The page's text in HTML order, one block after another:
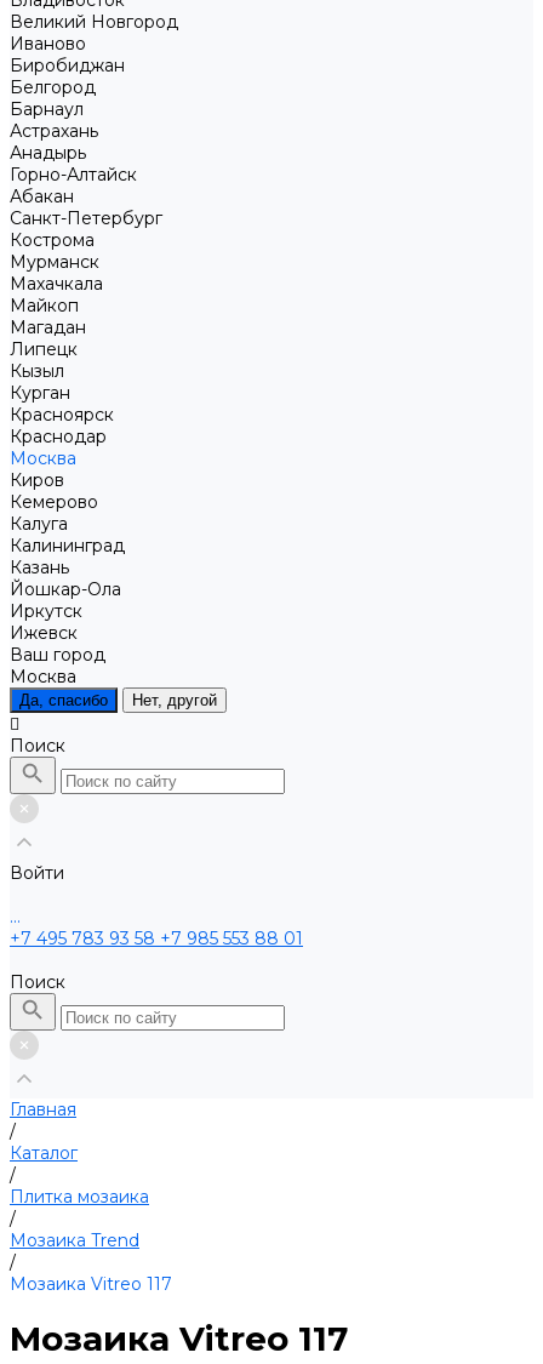
Великий Новгород
Иваново
Биробиджан
Белгород
Барнаул
Астрахань
Анадырь
Горно-Алтайск
Абакан
Санкт-Петербург
Кострома
Мурманск
Махачкала
Майкоп
Магадан
Липецк
Кызыл
Курган
Красноярск
Краснодар
Москва
Киров
Кемерово
Калуга
Калининград
Казань
Йошкар-Ола
Иркутск
Ижевск
Ваш город
Москва
Да, спасибо Нет, другой
Поиск
Войти
...
+7 495 783 93 58 +7 985 553 88 01
Поиск
Главная
/
Каталог
/
Плитка мозаика
/
Мозаика Trend
/
Мозаика Vitreo 117
Мозаика Vitreo 117